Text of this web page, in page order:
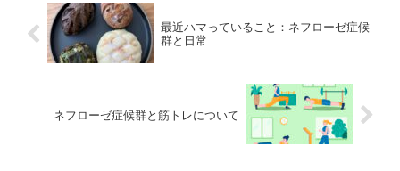
最近ハマっていること：ネフローゼ症候
群と日常
ネフローゼ症候群と筋トレについて